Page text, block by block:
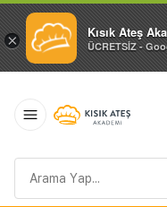
× Kısık Ateş
ÜCRETSİZ -
sorgusu